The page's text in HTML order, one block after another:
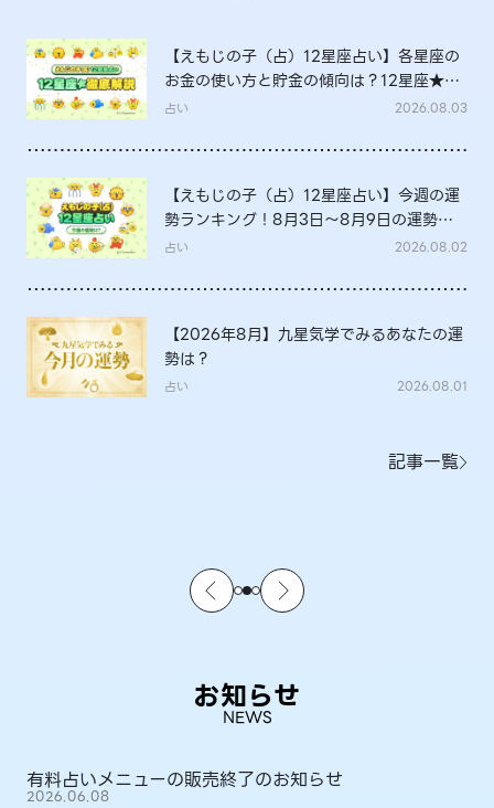
【えもじの子（占）12星座占い】各星座の
お金の使い方と貯金の傾向は？12星座★徹
底解説
占い 2026.08.03
【えもじの子（占）12星座占い】今週の運
勢ランキング！8月3日～8月9日の運勢
は？
占い 2026.08.02
【2026年8月】九星気学でみるあなたの運
勢は？
占い 2026.08.01
記事一覧
お知らせ
NEWS
有料占いメニューの販売終了のお知らせ
2026.06.08